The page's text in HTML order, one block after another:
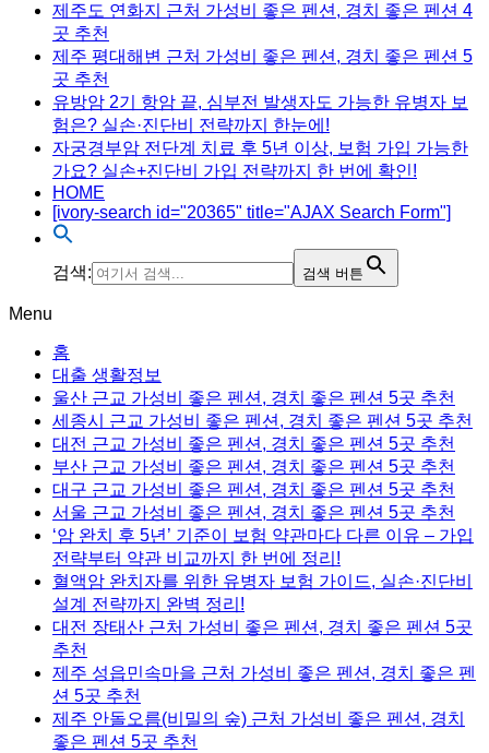
제주도 연화지 근처 가성비 좋은 펜션, 경치 좋은 펜션 4
곳 추천
제주 평대해변 근처 가성비 좋은 펜션, 경치 좋은 펜션 5
곳 추천
유방암 2기 항암 끝, 심부전 발생자도 가능한 유병자 보
험은? 실손·진단비 전략까지 한눈에!
자궁경부암 전단계 치료 후 5년 이상, 보험 가입 가능한
가요? 실손+진단비 가입 전략까지 한 번에 확인!
HOME
[ivory-search id="20365" title="AJAX Search Form"]
검색: 검색 버튼
Menu
홈
대출 생활정보
울산 근교 가성비 좋은 펜션, 경치 좋은 펜션 5곳 추천
세종시 근교 가성비 좋은 펜션, 경치 좋은 펜션 5곳 추천
대전 근교 가성비 좋은 펜션, 경치 좋은 펜션 5곳 추천
부산 근교 가성비 좋은 펜션, 경치 좋은 펜션 5곳 추천
대구 근교 가성비 좋은 펜션, 경치 좋은 펜션 5곳 추천
서울 근교 가성비 좋은 펜션, 경치 좋은 펜션 5곳 추천
‘암 완치 후 5년’ 기준이 보험 약관마다 다른 이유 – 가입
전략부터 약관 비교까지 한 번에 정리!
혈액암 완치자를 위한 유병자 보험 가이드, 실손·진단비
설계 전략까지 완벽 정리!
대전 장태산 근처 가성비 좋은 펜션, 경치 좋은 펜션 5곳
추천
제주 성읍민속마을 근처 가성비 좋은 펜션, 경치 좋은 펜
션 5곳 추천
제주 안돌오름(비밀의 숲) 근처 가성비 좋은 펜션, 경치
좋은 펜션 5곳 추천